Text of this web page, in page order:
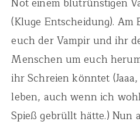
(Kluge Entscheidung).
euch der Vampir und ihr
Menschen um euch
ihr Schreien könntet
leben, auch wenn ich
Spieß gebrüllt hätte.) Nun